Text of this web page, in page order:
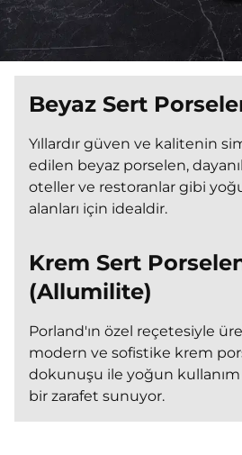
Beyaz Sert
Yıllardır güven ve kalitenin
edilen beyaz porselen,
oteller ve restoranlar gibi
alanları için idealdir.
Krem Sert
(Allumilite)
Porland'ın özel reçetesiyle
modern ve sofistike krem
dokunuşu ile yoğun kullanım
bir zarafet sunuyor.